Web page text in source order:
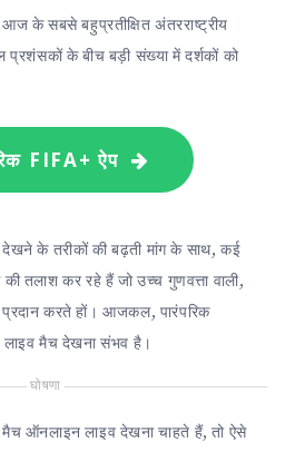
आज के सबसे बहुप्रतीक्षित अंतरराष्ट्रीय
के बीच बड़ी संख्या में दर्शकों को
FIFA+ ऐप
देखने के तरीकों की बढ़ती मांग के साथ, कई
की तलाश कर रहे हैं जो उच्च गुणवत्ता वाली,
करते हों। आजकल, पारंपरिक
लाइव मैच देखना संभव है।
घोषणा
मैच ऑनलाइन लाइव देखना चाहते हैं, तो ऐसे